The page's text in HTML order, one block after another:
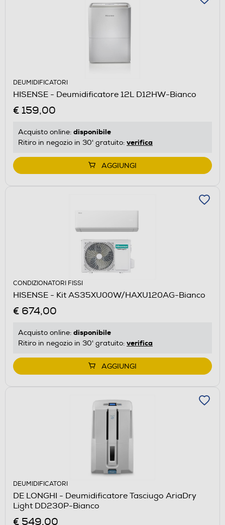
DEUMIDIFICATORI
HISENSE - Deumidificatore 12L D12HW-Bianco
€ 159,00
Acquisto online: disponibile
Ritiro in negozio in 30' gratuito: verifica
AGGIUNGI
CONDIZIONATORI FISSI
HISENSE - Kit AS35XU00W/HAXU120AG-Bianco
€ 674,00
Acquisto online: disponibile
Ritiro in negozio in 30' gratuito: verifica
AGGIUNGI
DEUMIDIFICATORI
DE LONGHI - Deumidificatore Tasciugo AriaDry
Light DD230P-Bianco
€ 549,00